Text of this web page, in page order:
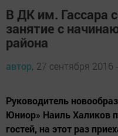
В ДК им. Гассара
занятие с
района
автор, 27 сентября 2016
Руководитель
Юниор» Наиль Халиков
гостей, на этот раз